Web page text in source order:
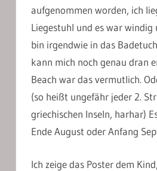
aufgenommen worden, ich
Liegestuhl und es war windig
bin irgendwie in das
kann mich noch genau dran
Beach war das vermutlich.
(so heißt ungefähr jeder 2.
griechischen Inseln, harhar)
Ende August oder Anfang
Ich zeige das Poster dem